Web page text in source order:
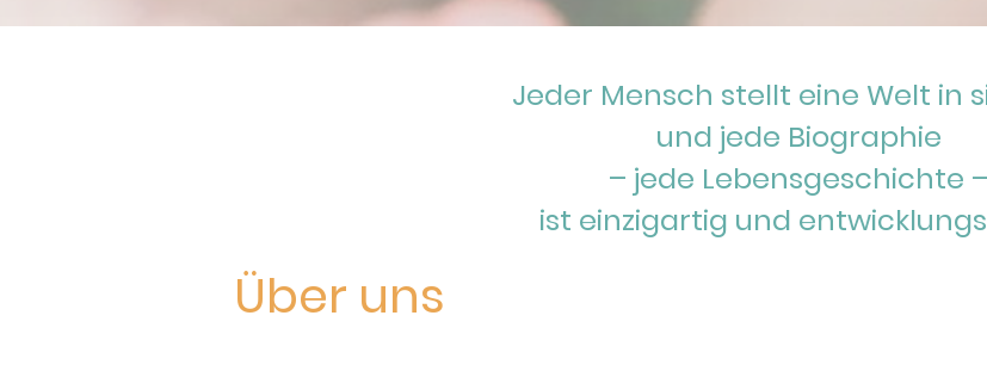
Jeder Mensch stellt eine Welt in
und jede Biographie
– jede Lebensgeschichte –
ist einzigartig und
Über uns